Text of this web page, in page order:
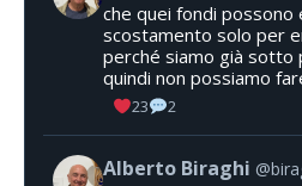
che quei fondi possono
scostamento solo per
perché siamo già sotto
quindi non possiamo
23 2
Alberto Biraghi